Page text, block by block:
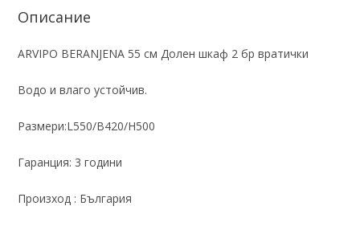
Описание
ARVIPO BERANJENA 55 см Долен шкаф 2 бр вратички
Водо и влаго устойчив.
Размери:L550/B420/H500
Гаранция: 3 години
Произход : България